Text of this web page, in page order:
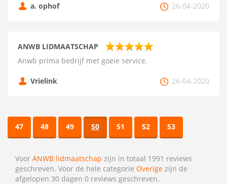
a. ophof 26-04-2020
ANWB LIDMAATSCHAP
Anwb prima bedrijf met goeie service.
Vrielink 26-04-2020
47 48 49 50 51 52 53
Voor ANWB lidmaatschap zijn in totaal 1991 reviews
geschreven. Voor de hele categorie Overige zijn de
afgelopen 30 dagen 0 reviews geschreven.